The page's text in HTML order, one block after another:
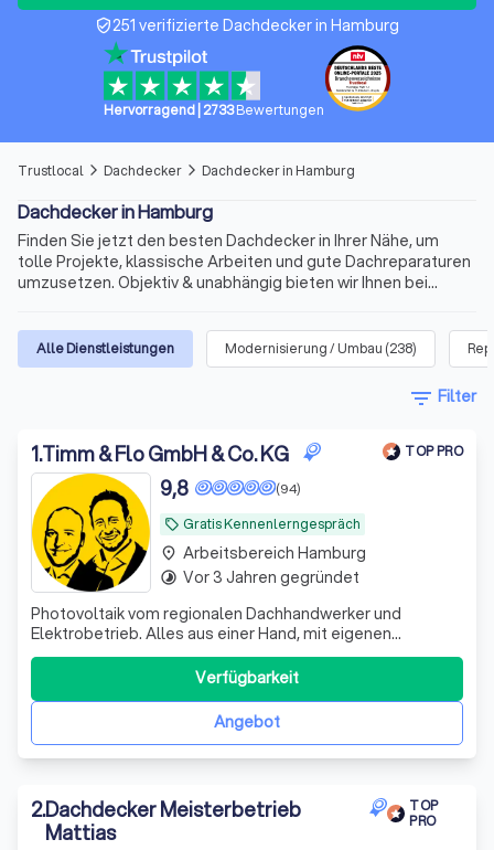
verified_user251 verifizierte Dachdecker in Hamburg
Hervorragend| 2733 Bewertungen
Trustlocal arrow_forward_ios Dachdecker arrow_forward_ios Dachdecker in Hamburg
Dachdecker in Hamburg
Finden Sie jetzt den besten Dachdecker in Ihrer Nähe, um
tolle Projekte, klassische Arbeiten und gute Dachreparaturen
umzusetzen. Objektiv & unabhängig bieten wir Ihnen bei
das neue Dach bei Alt- und Neubauten. Ergänzt um echte
Bewertungen und vielfältige Vorabinformationen ist der
richtige Dachdecker nur wenige Mouseklicks von Ihnen
Alle Dienstleistungen Modernisierung / Umbau (238)
filter_list Filter
1.Timm & Flo GmbH & Co. KG TOP PRO
local_offer Gratis Kennenlerngespräch
(94)
9,8
Photovoltaik vom regionalen Dachhandwerker und
Elektrobetrieb. Alles aus einer Hand, mit eigenen
gelernten Gesellen und Meistern in unserem
Unternehmen mit mittlerweile 20 Mitarbeitern.
Angebot
Verfügbarkeit
place Arbeitsbereich Hamburg
timelapse Vor 3 Jahren gegründet
2.Dachdecker Meisterbetrieb
Mattias
TOP
PRO